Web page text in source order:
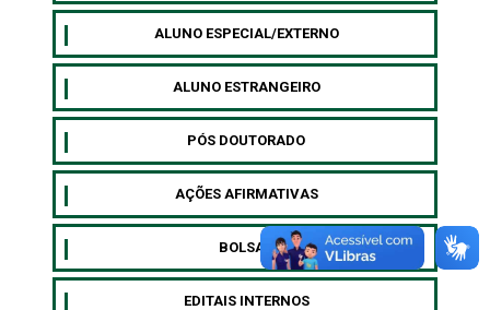
ALUNO ESPECIAL/EXTERNO
⁠ALUNO ESTRANGEIRO
⁠PÓS DOUTORADO
AÇÕES AFIRMATIVAS
BOLSAS
EDITAIS INTERNOS